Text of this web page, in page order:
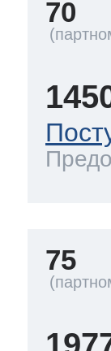
70
75